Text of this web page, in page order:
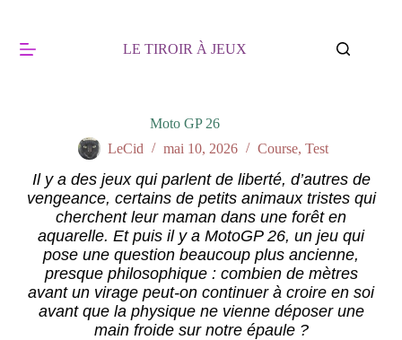
LE TIROIR À JEUX
Moto GP 26
LeCid
mai 10, 2026 Course, Test
Il y a des jeux qui parlent de liberté, d’autres de
vengeance, certains de petits animaux tristes qui
cherchent leur maman dans une forêt en
aquarelle. Et puis il y a MotoGP 26, un jeu qui
pose une question beaucoup plus ancienne,
presque philosophique : combien de mètres
avant un virage peut-on continuer à croire en soi
avant que la physique ne vienne déposer une
main froide sur notre épaule ?